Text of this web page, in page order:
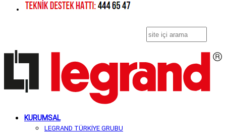
KURUMSAL
LEGRAND TÜRKİYE GRUBU